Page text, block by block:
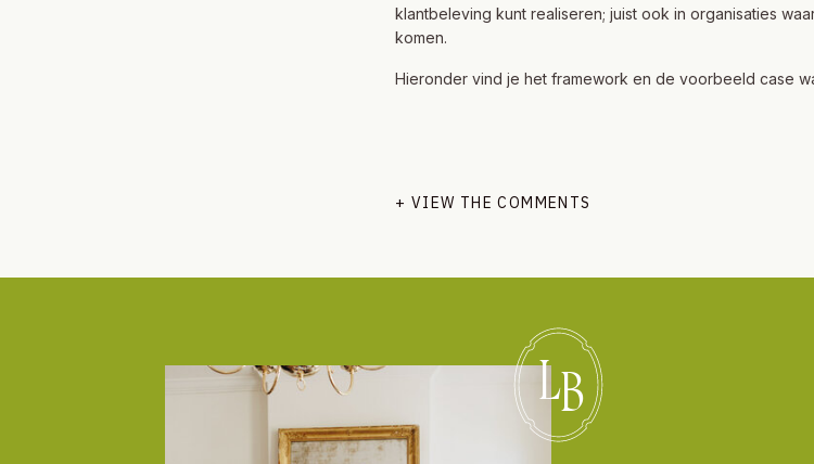
klantbeleving kunt realiseren; juist ook in organisaties
komen.
Hieronder vind je het framework en de voorbeeld case
+ VIEW THE COMMENTS
LB